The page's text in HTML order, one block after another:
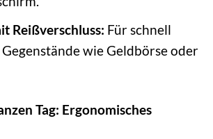
Reißverschluss: Für schnell
wie Geldbörse oder
Tag: Ergonomisches